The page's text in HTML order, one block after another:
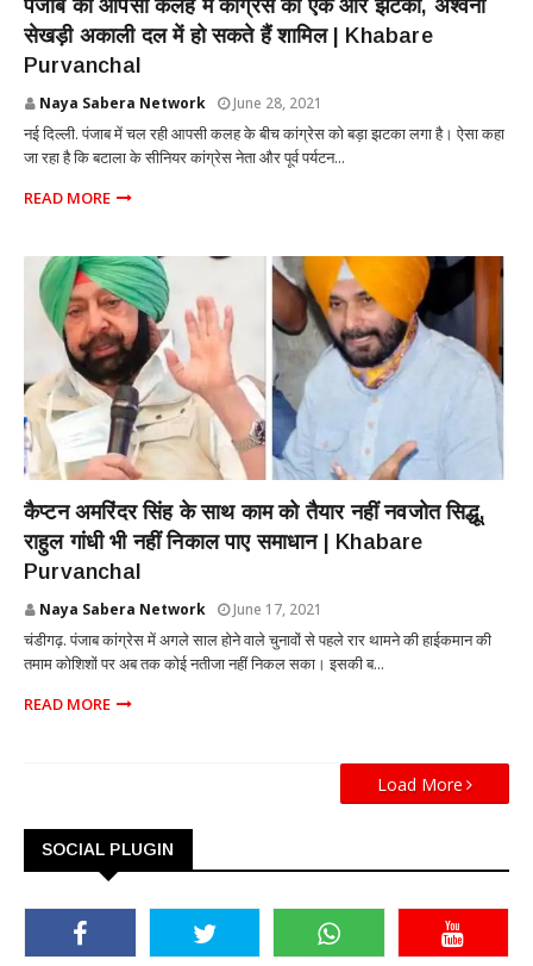
पंजाब की आपसी कलह में कांग्रेस को एक और झटका, अश्वनी
सेखड़ी अकाली दल में हो सकते हैं शामिल | Khabare
Purvanchal
Naya Sabera Network June 28, 2021
नई दिल्ली. पंजाब में चल रही आपसी कलह के बीच कांग्रेस को बड़ा झटका लगा है। ऐसा कहा
जा रहा है कि बटाला के सीनियर कांग्रेस नेता और पूर्व पर्यटन...
READ MORE
कैप्टन अमरिंदर सिंह के साथ काम को तैयार नहीं नवजोत सिद्धू,
राहुल गांधी भी नहीं निकाल पाए समाधान | Khabare
Purvanchal
Naya Sabera Network June 17, 2021
चंडीगढ़. पंजाब कांग्रेस में अगले साल होने वाले चुनावों से पहले रार थामने की हाईकमान की
तमाम कोशिशों पर अब तक कोई नतीजा नहीं निकल सका। इसकी ब...
READ MORE
Load More
SOCIAL PLUGIN